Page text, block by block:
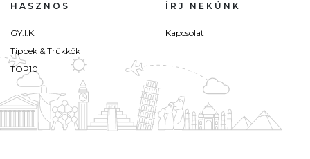
HASZNOS
GY.I.K.
Tippek & Trükkök
TOP10
ÍRJ NEKÜNK
Kapcsolat